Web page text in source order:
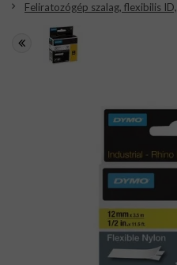
Feliratozógép szalag, flexibilis